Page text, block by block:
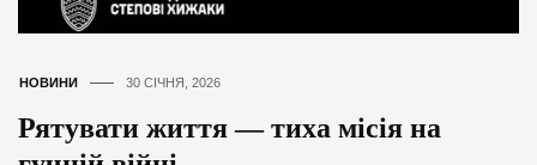
НОВИНИ 30 СІЧНЯ, 2026
Рятувати життя — тиха місія на